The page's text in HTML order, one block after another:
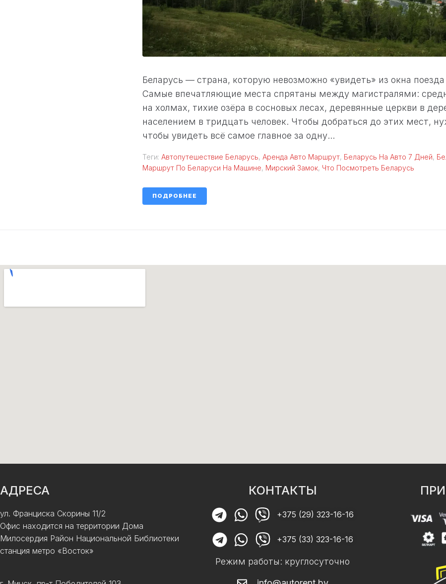
Беларусь — страна, которую невозможно «увидеть» из окна поезда
Самые впечатляющие места спрятаны между магистралями:
на холмах, тихие озёра в сосновых лесах, деревянные церкви в
населением в тридцать человек. Чтобы добраться до этих мест,
чтобы увидеть всё самое главное за одну...
Теги: Автопутешествие Беларусь, Аренда Авто Маршрут, Беларусь На Авто 7 Дней,
Маршрут По Беларуси На Машине, Мирский Замок, Что Посмотреть Беларусь
ПОДРОБНЕЕ
АДРЕСА
ул. Франциска Скорины 11/2
Офис находится на территории Дома
Милосердия Район Национальной Библиотеки
станция метро «Восток»
КОНТАКТЫ
+375 (29) 323-16-16
+375 (33) 323-16-16
Режим работы: круглосуточно